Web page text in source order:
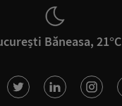
Băneasa, 21°C